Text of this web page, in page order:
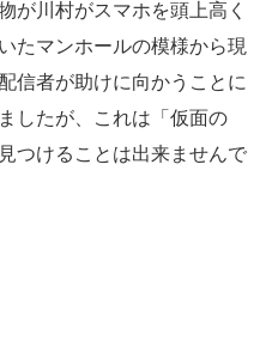
が川村がスマホを頭上高く
たマンホールの模様から現
信者が助けに向かうことに
したが、これは「仮面の
つけることは出来ませんで